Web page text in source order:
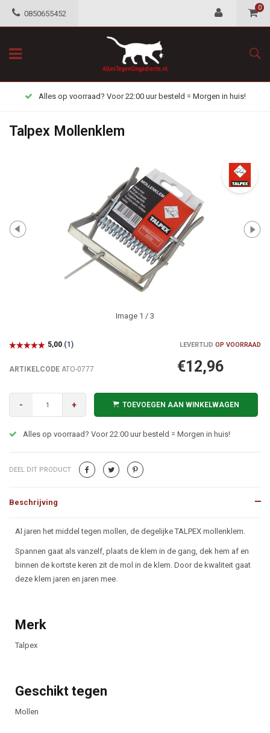
0850655452
0
Alles op voorraad? Voor 22:00 uur besteld = Morgen in huis!
Talpex Mollenklem
Image 1 / 3
LEVERTIJD OP VOORRAAD
ARTIKELCODE ATO-0777 €12,96
- + TOEVOEGEN AAN WINKELWAGEN
Alles op voorraad? Voor 22:00 uur besteld = Morgen in huis!
DEEL DIT PRODUCT
Beschrijving
Beschrijving
Al jaren het middel tegen mollen, de degelijke TALPEX mollenklem.
Spannen gaat als vanzelf, plaats de klem in de gang, dek hem af en
binnen de kortste keren zit de mol in de klem. Door de kwaliteit gaat
deze klem jaren en jaren mee.
Merk
Talpex
Geschikt tegen
Mollen